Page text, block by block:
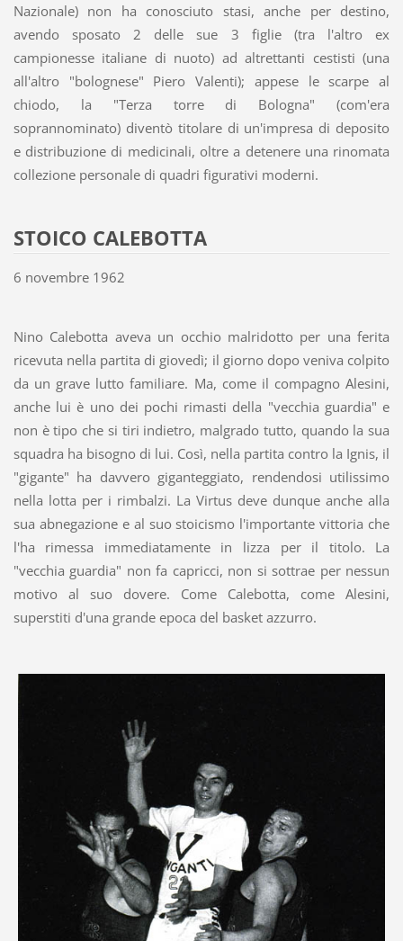
Nazionale) non ha conosciuto stasi, anche per destino,
avendo sposato 2 delle sue 3 figlie (tra l'altro ex
campionesse italiane di nuoto) ad altrettanti cestisti (una
all'altro "bolognese" Piero Valenti); appese le scarpe al
chiodo, la "Terza torre di Bologna" (com'era
soprannominato) diventò titolare di un'impresa di deposito
e distribuzione di medicinali, oltre a detenere una rinomata
collezione personale di quadri figurativi moderni.
STOICO CALEBOTTA
6 novembre 1962
Nino Calebotta aveva un occhio malridotto per una ferita
ricevuta nella partita di giovedì; il giorno dopo veniva colpito
da un grave lutto familiare. Ma, come il compagno Alesini,
anche lui è uno dei pochi rimasti della "vecchia guardia" e
non è tipo che si tiri indietro, malgrado tutto, quando la sua
squadra ha bisogno di lui. Così, nella partita contro la Ignis, il
"gigante" ha davvero giganteggiato, rendendosi utilissimo
nella lotta per i rimbalzi. La Virtus deve dunque anche alla
sua abnegazione e al suo stoicismo l'importante vittoria che
l'ha rimessa immediatamente in lizza per il titolo. La
"vecchia guardia" non fa capricci, non si sottrae per nessun
motivo al suo dovere. Come Calebotta, come Alesini,
superstiti d'una grande epoca del basket azzurro.